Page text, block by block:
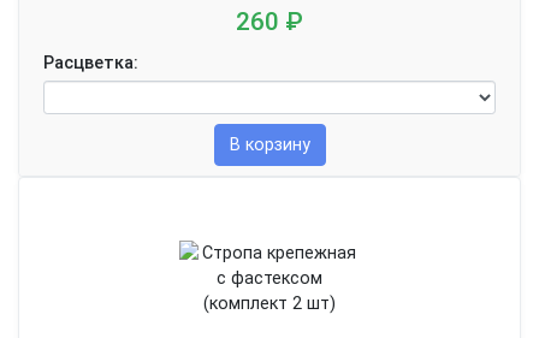
260 ₽
Расцветка:
В корзину